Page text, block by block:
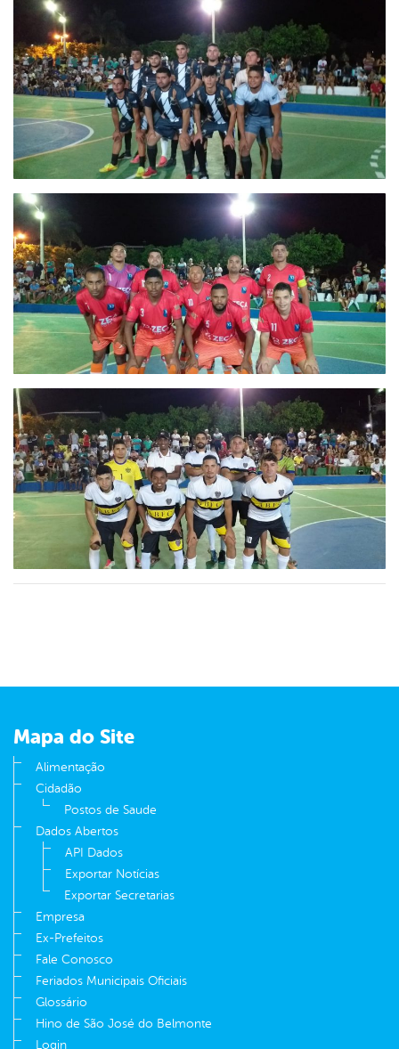
Mapa do Site
Alimentação
Cidadão
Postos de Saude
Dados Abertos
API Dados
Exportar Notícias
Exportar Secretarias
Empresa
Ex-Prefeitos
Fale Conosco
Feriados Municipais Oficiais
Glossário
Hino de São José do Belmonte
Login